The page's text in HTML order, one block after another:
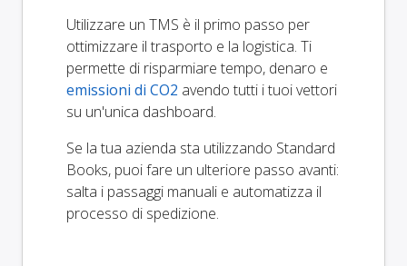
Utilizzare un TMS è il primo passo per
ottimizzare il trasporto e la logistica. Ti
permette di risparmiare tempo, denaro e
emissioni di CO2 avendo tutti i tuoi vettori
su un'unica dashboard.
Se la tua azienda sta utilizzando Standard
Books, puoi fare un ulteriore passo avanti:
salta i passaggi manuali e automatizza il
processo di spedizione.